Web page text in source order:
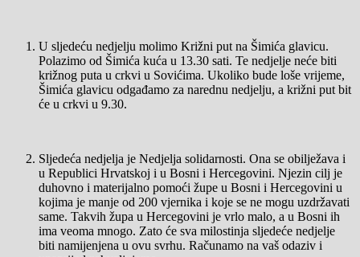
U sljedeću nedjelju molimo Križni put na Šimića glavicu.
Polazimo od Šimića kuća u 13.30 sati. Te nedjelje neće biti
križnog puta u crkvi u Sovićima. Ukoliko bude loše vrijeme,
Šimića glavicu odgađamo za narednu nedjelju, a križni put bit
će u crkvi u 9.30.
Sljedeća nedjelja je Nedjelja solidarnosti. Ona se obilježava i
u Republici Hrvatskoj i u Bosni i Hercegovini. Njezin cilj je
duhovno i materijalno pomoći župe u Bosni i Hercegovini u
kojima je manje od 200 vjernika i koje se ne mogu uzdržavati
same. Takvih župa u Hercegovini je vrlo malo, a u Bosni ih
ima veoma mnogo. Zato će sva milostinja sljedeće nedjelje
biti namijenjena u ovu svrhu. Računamo na vaš odaziv i